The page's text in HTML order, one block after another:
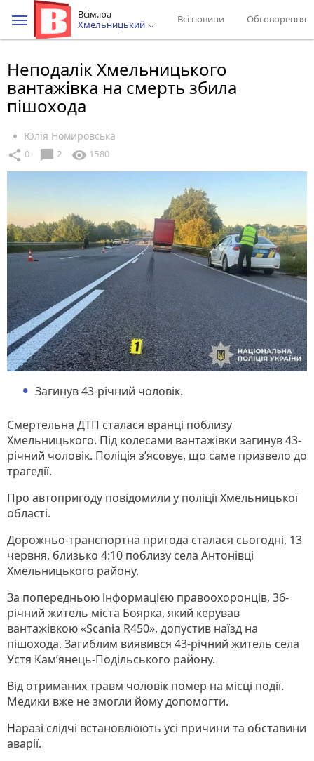
Всім.юа
Хмельницький
Всі новини Обговорення
Неподалік Хмельницького
вантажівка на смерть збила
пішохода
Юлія Номировська
share 0 chat_bubble 2 visibility 1580
Загинув 43-річний чоловік.
Смертельна ДТП сталася вранці поблизу
Хмельницького. Під колесами вантажівки загинув 43-
річний чоловік. Поліція з’ясовує, що саме призвело до
трагедії.
Про автопригоду повідомили у поліції Хмельницької
області.
Дорожньо-транспортна пригода сталася сьогодні, 13
червня, близько 4:10 поблизу села Антонівці
Хмельницького району.
За попередньою інформацією правоохоронців, 36-
річний житель міста Боярка, який керував
вантажівкою «Scania R450», допустив наїзд на
пішохода. Загиблим виявився 43-річний житель села
Устя Кам’янець-Подільського району.
Від отриманих травм чоловік помер на місці події.
Медики вже не змогли йому допомогти.
Наразі слідчі встановлюють усі причини та обставини
аварії.